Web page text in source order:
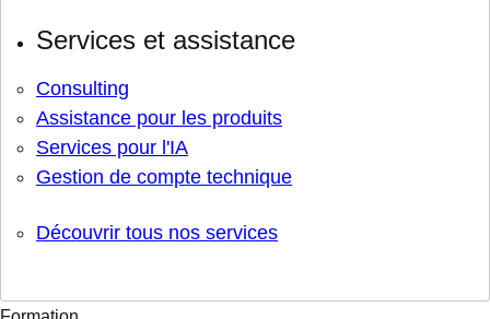
Services et assistance
Consulting
Assistance pour les produits
Services pour l'IA
Gestion de compte technique
Découvrir tous nos services